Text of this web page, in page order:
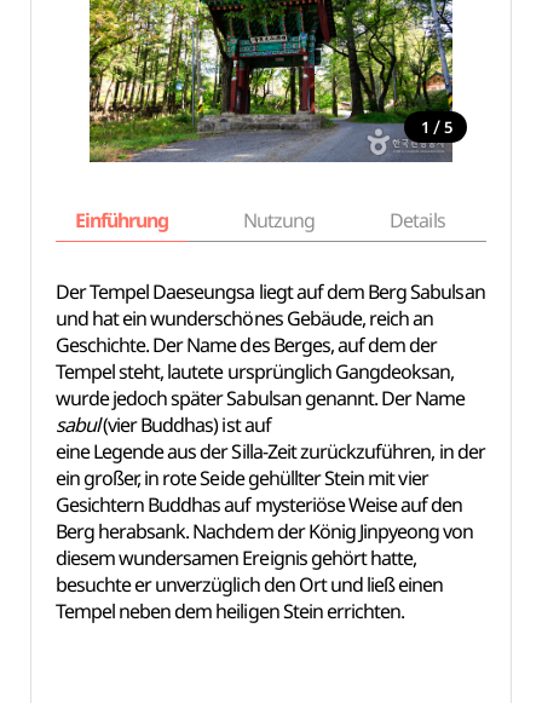
1 / 5
Einführung Nutzung Details
Der Tempel Daeseungsa liegt auf dem Berg Sabulsan
und hat ein wunderschönes Gebäude, reich an
Geschichte. Der Name des Berges, auf dem der
Tempel steht, lautete ursprünglich Gangdeoksan,
wurde jedoch später Sabulsan genannt. Der Name
sabul(vier Buddhas) ist auf
eine Legende aus der Silla-Zeit zurückzuführen, in der
ein großer, in rote Seide gehüllter Stein mit vier
Gesichtern Buddhas auf mysteriöse Weise auf den
Berg herabsank. Nachdem der König Jinpyeong von
diesem wundersamen Ereignis gehört hatte,
besuchte er unverzüglich den Ort und ließ einen
Tempel neben dem heiligen Stein errichten.